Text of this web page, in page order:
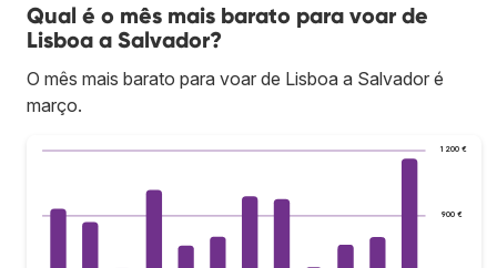
Qual é o mês mais barato para voar de
Lisboa a Salvador?
O mês mais barato para voar de Lisboa a Salvador é
março.
900 €
1 200 €